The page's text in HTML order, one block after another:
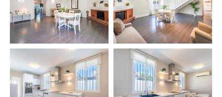
✔️ Fisioterapia 🩺
⚠️ OTROS DETALLES IMPORTANTES
– Check-in 21:00 – 00:00 → 40 €
– Check-in 00:00 – 02:00 → 60 €